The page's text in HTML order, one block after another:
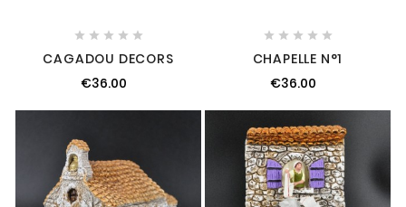
    
CAGADOU DECORS
€36.00
    
CHAPELLE N°1
€36.00